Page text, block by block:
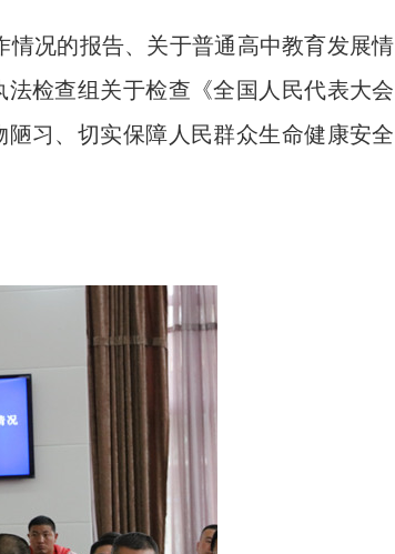
况的报告、关于普通高中教育发展情
检查组关于检查《全国人民代表大会
习、切实保障人民群众生命健康安全